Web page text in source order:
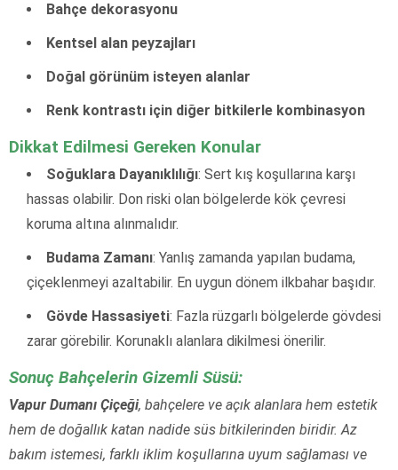
Bahçe dekorasyonu
Kentsel alan peyzajları
Doğal görünüm isteyen alanlar
Renk kontrastı için diğer bitkilerle kombinasyon
Dikkat Edilmesi Gereken Konular
Soğuklara Dayanıklılığı: Sert kış koşullarına karşı
hassas olabilir. Don riski olan bölgelerde kök çevresi
koruma altına alınmalıdır.
Budama Zamanı: Yanlış zamanda yapılan budama,
çiçeklenmeyi azaltabilir. En uygun dönem ilkbahar başıdır.
Gövde Hassasiyeti: Fazla rüzgarlı bölgelerde gövdesi
zarar görebilir. Korunaklı alanlara dikilmesi önerilir.
Sonuç Bahçelerin Gizemli Süsü:
Vapur Dumanı Çiçeği, bahçelere ve açık alanlara hem estetik
hem de doğallık katan nadide süs bitkilerinden biridir. Az
bakım istemesi, farklı iklim koşullarına uyum sağlaması ve